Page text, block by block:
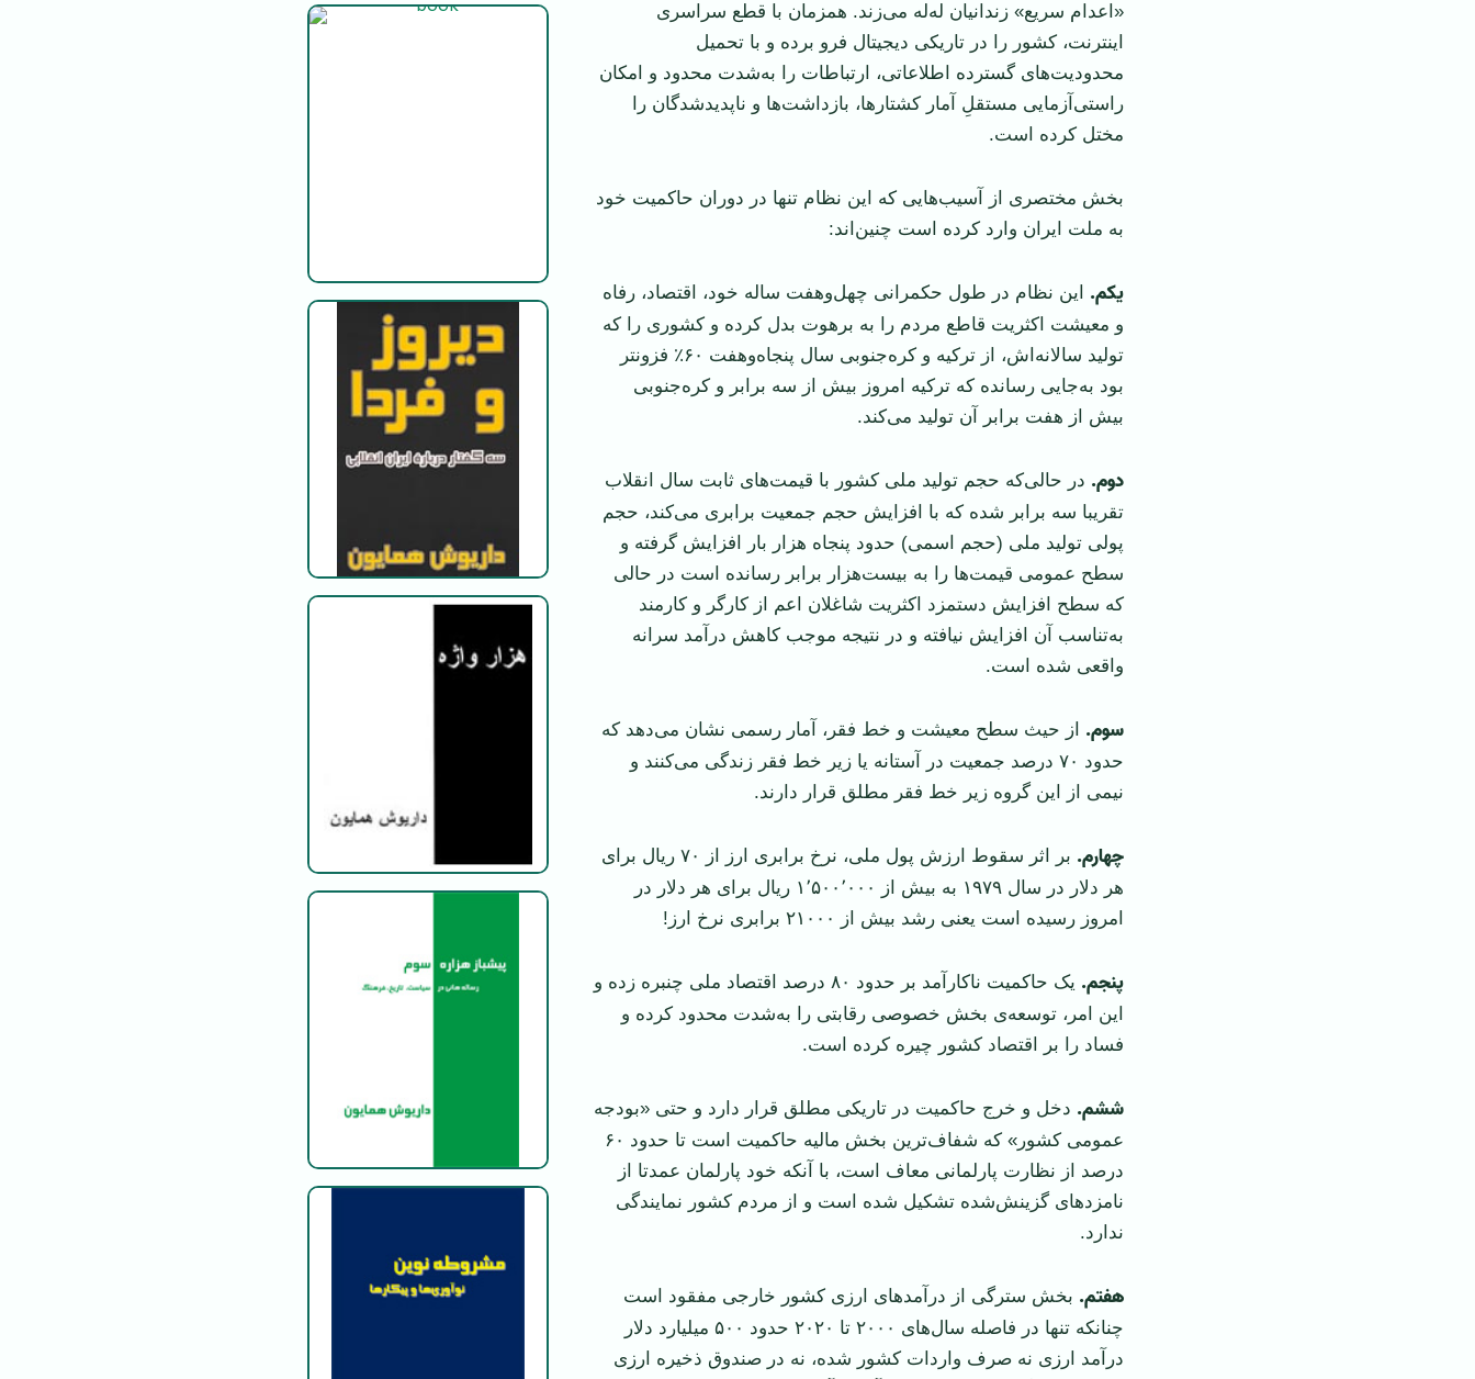
«اعدام سریع» زندانیان له‌له می‌زند. همزمان با قطع سراسری
اینترنت، کشور را در تاریکی دیجیتال فرو برده و با تحمیل
محدودیت‌های گسترده اطلاعاتی، ارتباطات را به‌شدت محدود و امکان
راستی‌آزمایی مستقلِ آمار کشتارها، بازداشت‌ها و ناپدیدشدگان را
مختل کرده است.
بخش مختصری از آسیب‌هایی که این نظام تنها در دوران حاکمیت خود
به ملت ایران وارد کرده است چنین‌اند:
یکم. این نظام در طول حکمرانی چهل‌و‌هفت ساله خود، اقتصاد، رفاه
و معیشت اکثریت قاطع مردم را به برهوت بدل کرده و کشوری را که
تولید سالانه‌اش، از ترکیه و کره‌جنوبی سال پنجاه‌و‌هفت ۶۰٪ فزونتر
بود به‌جایی رسانده که ترکیه امروز بیش از سه برابر و کره‌جنوبی
بیش از هفت برابر آن تولید می‌کند.
دوم. در حالی‌که حجم تولید ملی کشور با قیمت‌های ثابت سال انقلاب
تقریبا سه برابر شده که با افزایش حجم جمعیت برابری می‌کند، حجم
پولی تولید ملی (حجم اسمی) حدود پنجاه هزار بار افزایش گرفته و
سطح عمومی قیمت‌ها را به بیست‌هزار برابر رسانده است در حالی
که سطح افزایش دستمزد اکثریت شاغلان اعم از کارگر و کارمند
به‌تناسب آن افزایش نیافته و در نتیجه موجب کاهش درآمد سرانه
واقعی شده است.
سوم. از حیث سطح معیشت و خط فقر، آمار رسمی نشان می‌دهد که
حدود ۷۰ درصد جمعیت در آستانه یا زیر خط فقر زندگی می‌کنند و
نیمی از این گروه زیر خط فقر مطلق قرار دارند.
چهارم.
بر اثر سقوط ارزش پول ملی، نرخ برابری ارز از ۷۰ ریال برای
هر دلار در سال ۱۹۷۹ به بیش از ۱٬۵۰۰٬۰۰۰ ریال برای هر دلار در
امروز رسیده است یعنی رشد بیش از ۲۱۰۰۰ برابری نرخ ارز!
پنجم.
یک حاکمیت ناکارآمد بر حدود ۸۰ درصد اقتصاد ملی چنبره زده و
این امر، توسعه‌ی بخش خصوصی رقابتی را به‌شدت محدود کرده و
فساد را بر اقتصاد کشور چیره کرده است.
ششم. دخل و خرج حاکمیت در تاریکی مطلق قرار دارد و حتی «بودجه
عمومی کشور» که شفاف‌ترین بخش مالیه حاکمیت است تا حدود ۶۰
درصد از نظارت پارلمانی معاف است، با آنکه خود پارلمان عمدتا از
نامزدهای گزینش‌شده تشکیل شده است و از مردم کشور نمایندگی
ندارد.
هفتم. بخش سترگی از درآمدهای ارزی کشور خارجی مفقود است
چنانکه تنها در فاصله سال‌های ۲۰۰۰ تا ۲۰۲۰ حدود ۵۰۰ میلیارد دلار
درآمد ارزی نه صرف واردات کشور شده، نه در صندوق ذخیره ارزی